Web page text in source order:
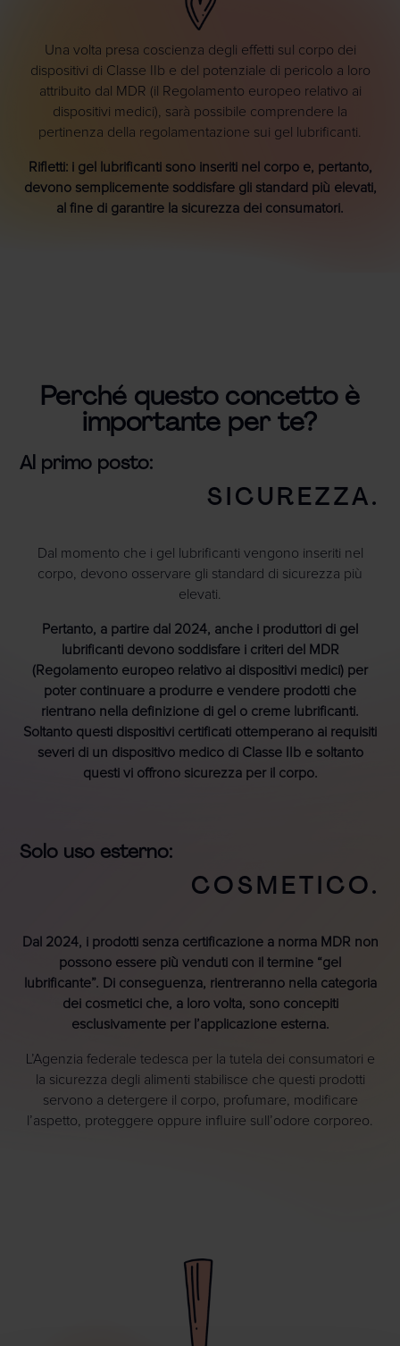
Una volta presa coscienza degli effetti sul corpo dei
dispositivi di Classe IIb e del potenziale di pericolo a loro
attribuito dal MDR (il Regolamento europeo relativo ai
dispositivi medici), sarà possibile comprendere la
pertinenza della regolamentazione sui gel lubrificanti.
Rifletti: i gel lubrificanti sono inseriti nel corpo e, pertanto,
devono semplicemente soddisfare gli standard più elevati,
al fine di garantire la sicurezza dei consumatori.
Perché questo concetto è
importante per te?
Al primo posto:
SICUREZZA.
Dal momento che i gel lubrificanti vengono inseriti nel
corpo, devono osservare gli standard di sicurezza più
elevati.
Pertanto, a partire dal 2024, anche i produttori di gel
lubrificanti devono soddisfare i criteri del MDR
(Regolamento europeo relativo ai dispositivi medici) per
poter continuare a produrre e vendere prodotti che
rientrano nella definizione di gel o creme lubrificanti.
Soltanto questi dispositivi certificati ottemperano ai requisiti
severi di un dispositivo medico di Classe IIb e soltanto
questi vi offrono sicurezza per il corpo.
Solo uso esterno:
COSMETICO.
Dal 2024, i prodotti senza certificazione a norma MDR non
possono essere più venduti con il termine “gel
lubrificante”. Di conseguenza, rientreranno nella categoria
dei cosmetici che, a loro volta, sono concepiti
esclusivamente per l’applicazione esterna.
L’Agenzia federale tedesca per la tutela dei consumatori e
la sicurezza degli alimenti stabilisce che questi prodotti
servono a detergere il corpo, profumare, modificare
l’aspetto, proteggere oppure influire sull’odore corporeo.